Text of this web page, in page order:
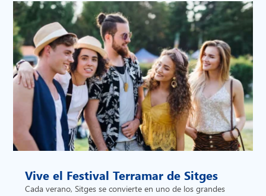
Vive el Festival Terramar de Sitges
Cada verano, Sitges se convierte en uno de los grandes